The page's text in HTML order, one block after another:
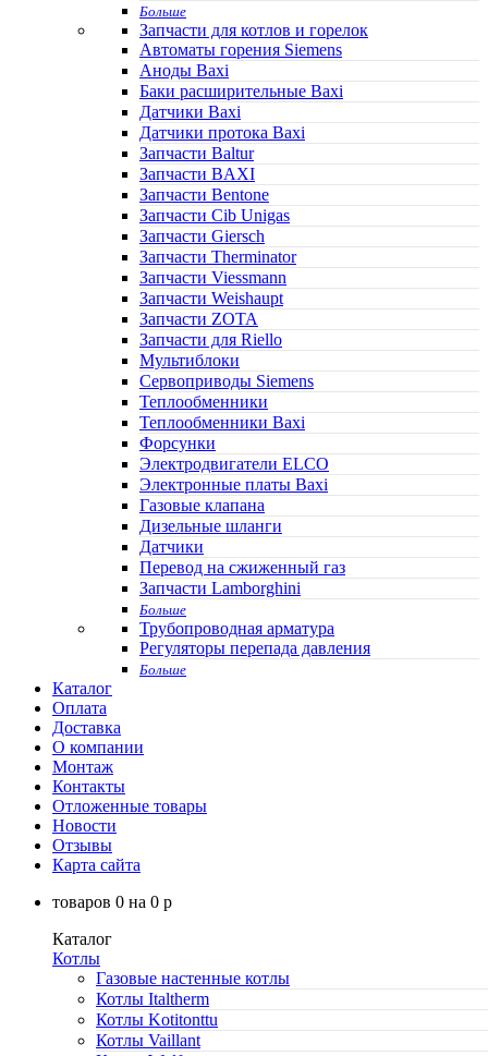
Больше
Запчасти для котлов и горелок
Автоматы горения Siemens
Аноды Baxi
Баки расширительные Baxi
Датчики Baxi
Датчики протока Baxi
Запчасти Baltur
Запчасти BAXI
Запчасти Bentone
Запчасти Cib Unigas
Запчасти Giersch
Запчасти Therminator
Запчасти Viessmann
Запчасти Weishaupt
Запчасти ZOTA
Запчасти для Riello
Мультиблоки
Сервоприводы Siemens
Теплообменники
Теплообменники Baxi
Форсунки
Электродвигатели ELCO
Электронные платы Baxi
Газовые клапана
Дизельные шланги
Датчики
Перевод на сжиженный газ
Запчасти Lamborghini
Больше
Трубопроводная арматура
Регуляторы перепада давления
Больше
Каталог
Оплата
Доставка
О компании
Монтаж
Контакты
Отложенные товары
Новости
Отзывы
Карта сайта
товаров 0 на 0 p
Каталог
Котлы
Газовые настенные котлы
Котлы Italtherm
Котлы Kotitonttu
Котлы Vaillant